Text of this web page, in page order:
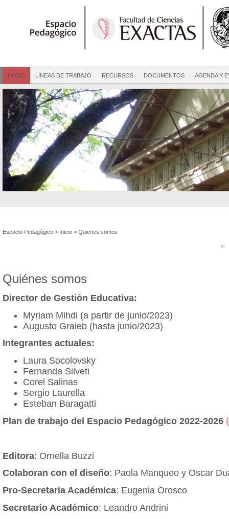
INICIO LÍNEAS DE TRABAJO RECURSOS DOCUMENTOS AGENDA Y
Espacio Pedagógico > Inicio > Quienes somos
Quiénes somos
Director de Gestión Educativa:
Myriam Mihdi (a partir de junio/2023)
Augusto Graieb (hasta junio/2023)
Integrantes actuales:
Laura Socolovsky
Fernanda Silveti
Corel Salinas
Sergio Laurella
Esteban Baragatti
Plan de trabajo del Espacio Pedagógico 2022-2026
Editora: Ornella Buzzi
Colaboran con el diseño: Paola Manqueo y Oscar
Pro-Secretaria Académica: Eugenia Orosco
Secretario Académico: Leandro Andrini